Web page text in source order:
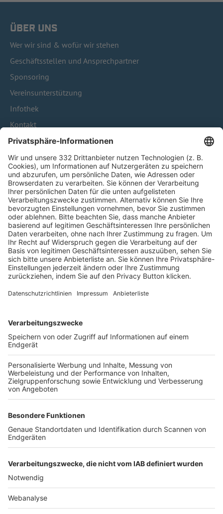
ÜBER UNS
Wer wir sind & wofür wir stehen
Geschäftsstellen und Ansprechpartner
Sponsoring
Vereinsunterstützung
Infothek
Kontakt
HÄUFIG BESUCHTE SEITEN
Pässe und Vereinswechsel
Trainerausbildung
Schulungsangebot Vereinsmitarbeiter
BFV-Geschäftsstellen
Trainerbörse
Login SpielPlus
FOLGE DEM BFV
TOP-VEREINE
TOP-PARTNER
Nutzungsbedingungen Datenschutz Impressum